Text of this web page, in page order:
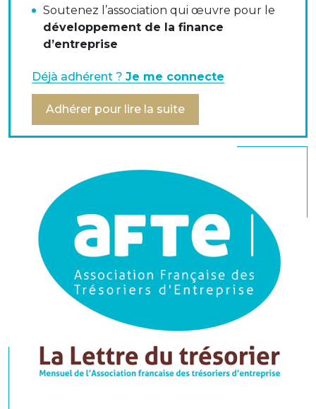
Début juillet, l’AFTE s’est adressée à Bruno Lemaire,
pour alerter sur les impacts négatifs pour les
entreprises en cas de transposition des dernières
Lettre du trésoriern°370 du mois de septembre
2019]
Soutenez l’association qui œuvre pour le
développement de la finance
d’entreprise
Déjà adhérent ? Je me connecte
Adhérer pour lire la suite